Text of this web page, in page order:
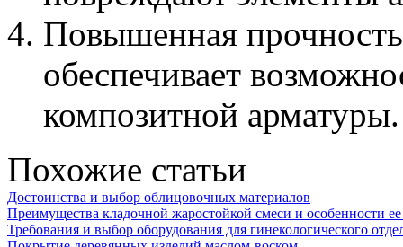
Повышенная
обеспечивает
композитной арматуры.
Похожие статьи
Достоинства и выбор облицовочных материалов
Преимущества кладочной жаростойкой смеси и особенности
Требования и выбор оборудования для гинекологического